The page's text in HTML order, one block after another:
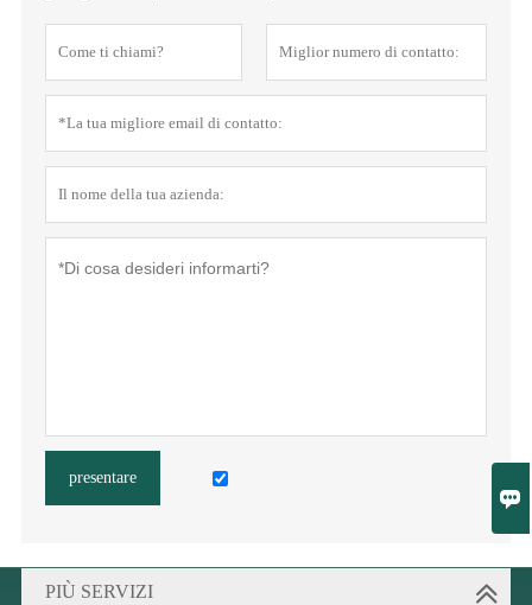

presentare
PIÙ SERVIZI